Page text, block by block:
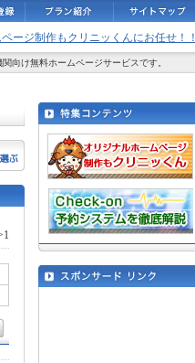
ージ制作もクリニッくんにお任せ！！
向け無料ホームページサービスです。